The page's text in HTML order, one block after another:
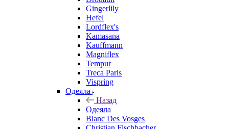
Gingerlily
Hefel
Lordflex's
Kamasana
Kauffmann
Magniflex
Tempur
Treca Paris
Vispring
Одеяла
Назад
Одеяла
Blanc Des Vosges